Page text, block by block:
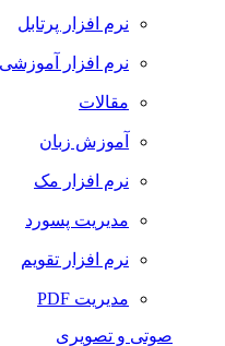
نرم افزار پرتابل
نرم افزار آموزشی
مقالات
آموزش زبان
نرم افزار مک
مدیریت پسورد
نرم افزار تقویم
مدیریت PDF
صوتی و تصویری